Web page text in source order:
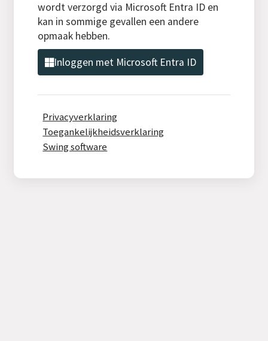
wordt verzorgd via Microsoft Entra ID en
kan in sommige gevallen een andere
opmaak hebben.
Inloggen met Microsoft Entra ID
Privacyverklaring
Toegankelijkheidsverklaring
Swing software